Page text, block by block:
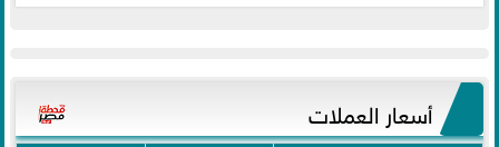
أسعار العملات